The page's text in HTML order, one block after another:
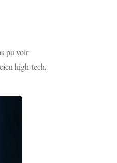
pu voir
high-tech,